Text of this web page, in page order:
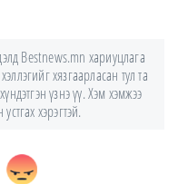
Bestnews.mn хариуцлага
хязгаарласан тул та
үзнэ үү. Хэм хэмжээ
хэрэгтэй.